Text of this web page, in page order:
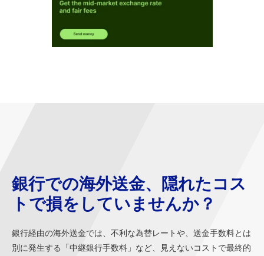
銀行での海外送金、隠れたコス
トで損をしていませんか？
銀行経由の海外送金では、不利な為替レートや、送金手数料とは
別に発生する「中継銀行手数料」など、見えないコストで最終的